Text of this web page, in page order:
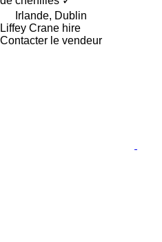
Irlande, Dublin
Liffey Crane hire
Contacter le vendeur